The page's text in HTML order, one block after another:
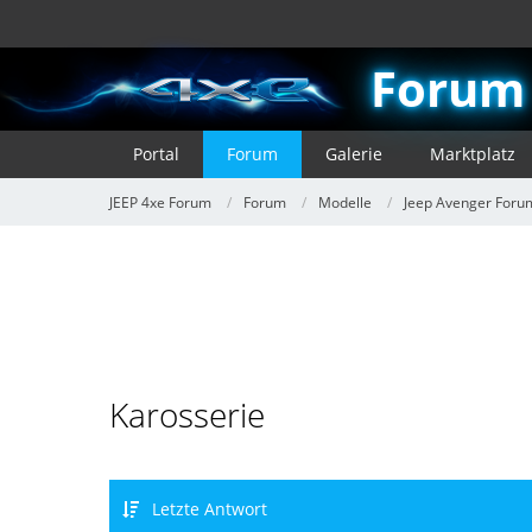
Forum
Portal Forum Galerie Marktplatz
JEEP 4xe Forum Forum Modelle Jeep Avenger
Karosserie
Letzte Antwort